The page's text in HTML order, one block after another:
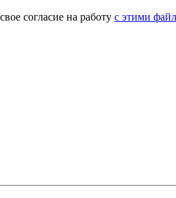
согласие на работу с этими